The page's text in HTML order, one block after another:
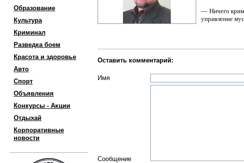
Образование
Культура
Криминал
Разведка боем
Красота и здоровье
Авто
Спорт
Объявления
Конкурсы - Акции
Отдыхай
Корпоративные
новости
— Ничего
управление
Оставить комментарий:
Имя
Сообщение